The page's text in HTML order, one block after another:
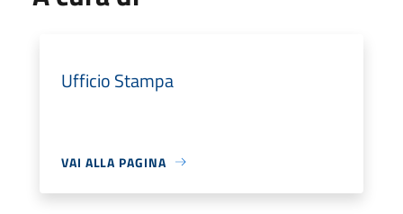
Ufficio Stampa
VAI ALLA PAGINA